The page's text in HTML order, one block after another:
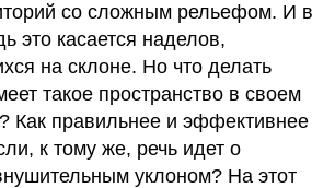
со сложным рельефом. И в
это касается наделов,
на склоне. Но что делать
такое пространство в своем
Как правильнее и эффективнее
к тому же, речь идет о
уклоном? На этот